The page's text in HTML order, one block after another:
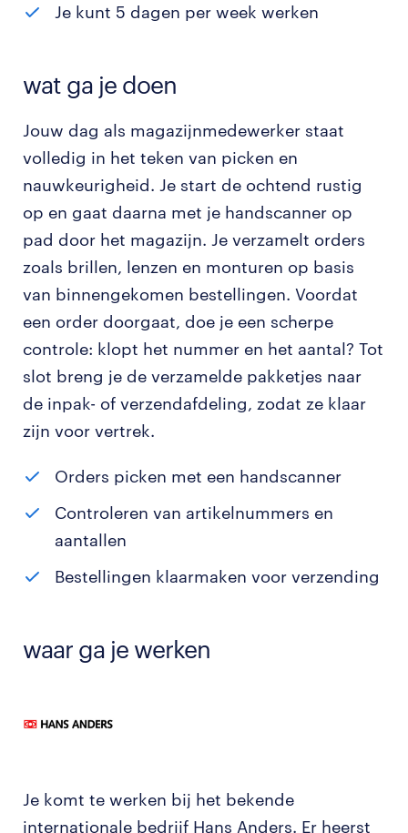
Je kunt 5 dagen per week werken
wat ga je doen
Jouw dag als magazijnmedewerker staat
volledig in het teken van picken en
nauwkeurigheid. Je start de ochtend rustig
op en gaat daarna met je handscanner op
pad door het magazijn. Je verzamelt orders
zoals brillen, lenzen en monturen op basis
van binnengekomen bestellingen. Voordat
een order doorgaat, doe je een scherpe
controle: klopt het nummer en het aantal? Tot
slot breng je de verzamelde pakketjes naar
de inpak- of verzendafdeling, zodat ze klaar
zijn voor vertrek.
Orders picken met een handscanner
Controleren van artikelnummers en
aantallen
Bestellingen klaarmaken voor verzending
waar ga je werken
Je komt te werken bij het bekende
internationale bedrijf Hans Anders. Er heerst